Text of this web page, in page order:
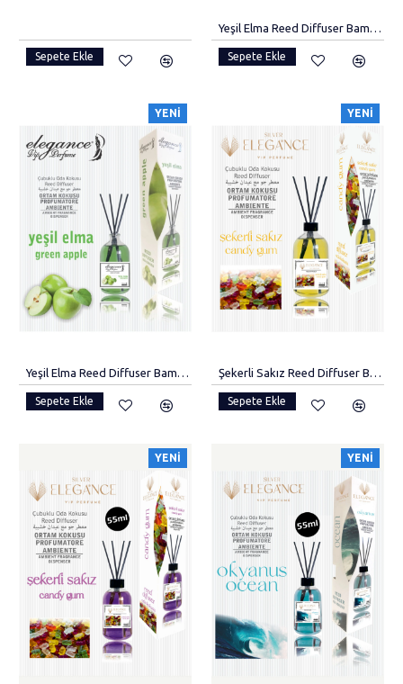
Sepete Ekle
Yeşil Elma Reed Diffuser Bambu Çubuklu Oda Kokusu 55 ml
Sepete Ekle
YENI
Sepete Ekle
YENI
Sepete Ekle
YENI YENI